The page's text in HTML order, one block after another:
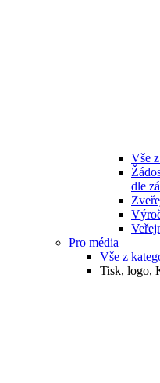
Vše
dle
Pro média
Vše z
Tisk, logo,